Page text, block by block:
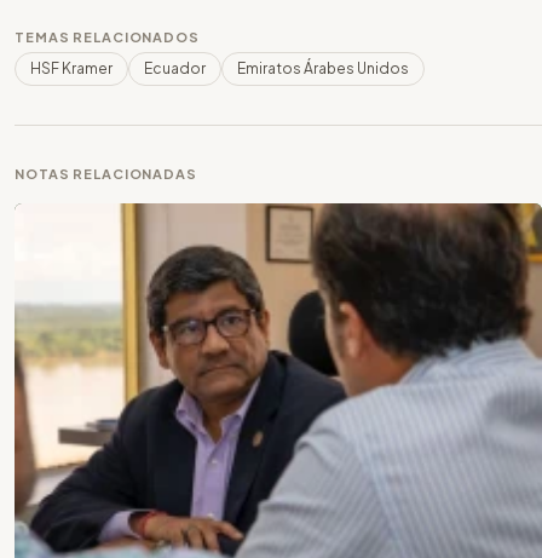
TEMAS RELACIONADOS
HSF Kramer Ecuador Emiratos Árabes Unidos
NOTAS RELACIONADAS